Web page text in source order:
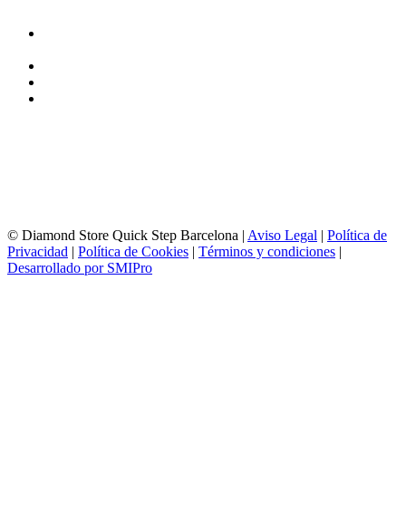
© Diamond Store Quick Step Barcelona | Aviso Legal | Política de
Privacidad | Política de Cookies | Términos y condiciones |
Desarrollado por SMIPro